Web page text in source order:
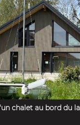
chalet au bord du